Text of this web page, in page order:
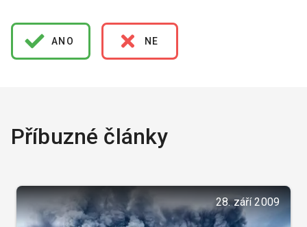
ANO NE
Příbuzné články
28. září 2009